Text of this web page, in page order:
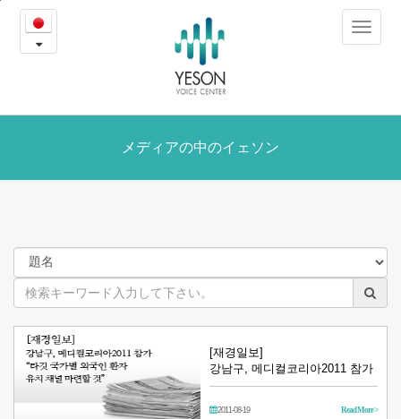
メ
デ
ア
中
イ
ェ
ソ
ン
Toggle
メディアの中のイェソン
[재경일보]
강남구, 메디컬코리아2011 참가
2011-08-19 Read More >